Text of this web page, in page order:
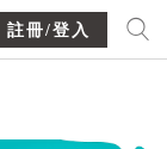
註冊/登入